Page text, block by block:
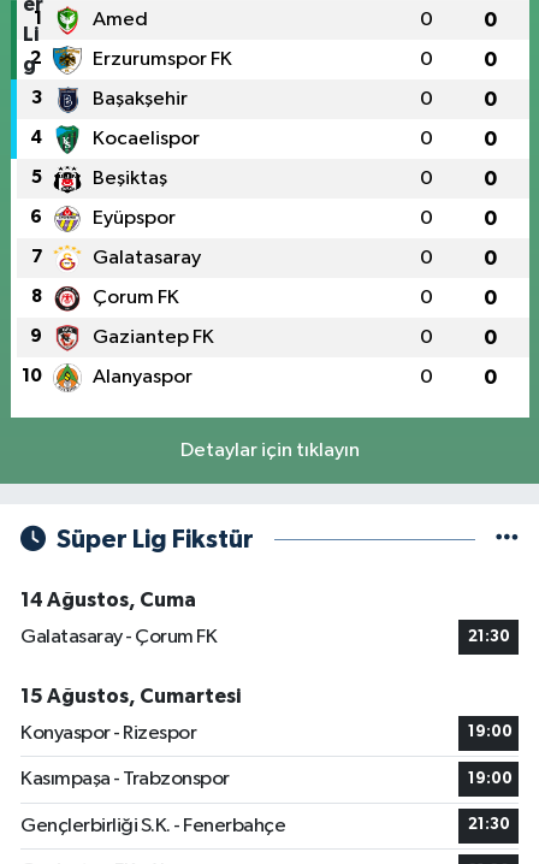
1 Amed 0 0
2 Erzurumspor FK 0 0
3 Başakşehir 0 0
4 Kocaelispor 0 0
5 Beşiktaş 0 0
6 Eyüpspor 0 0
7 Galatasaray 0 0
8 Çorum FK 0 0
9 Gaziantep FK 0 0
10 Alanyaspor 0 0
Detaylar için tıklayın
Süper Lig Fikstür
14 Ağustos, Cuma
Galatasaray - Çorum FK
21:30
15 Ağustos, Cumartesi
Konyaspor - Rizespor
19:00
Kasımpaşa - Trabzonspor 19:00
Gençlerbirliği S.K. - Fenerbahçe 21:30